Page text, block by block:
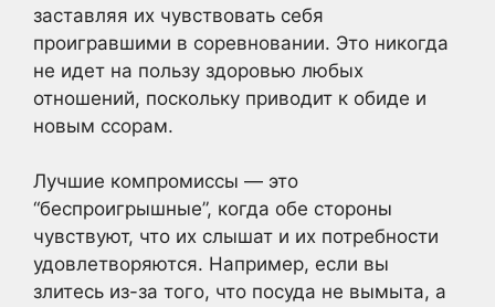
заставляя их чувствовать себя
проигравшими в соревновании. Это никогда
не идет на пользу здоровью любых
отношений, поскольку приводит к обиде и
новым ссорам.
Лучшие компромиссы — это
“беспроигрышные”, когда обе стороны
чувствуют, что их слышат и их потребности
удовлетворяются. Например, если вы
злитесь из-за того, что посуда не вымыта, а